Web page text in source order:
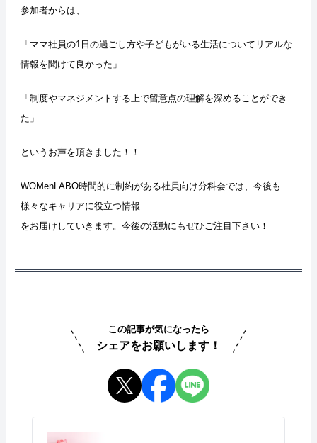
参加者からは、
「ママ社員の1日の過ごし方や子どもがいる生活についてリアルな
情報を聞けて良かった」
「制度やマネジメントする上で留意点の理解を深めることができ
た」
というお声を頂きました！！
WOMenLABO時間的に制約がある社員向け分科会では、今後も
様々なキャリアに役立つ情報
をお届けしていきます。今後の活動にもぜひご注目下さい！
この記事が気になったら
シェアをお願いします！